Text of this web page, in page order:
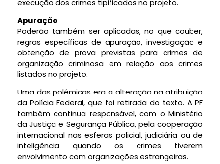
execução dos crimes tipificados no projeto.
Apuração
Poderão também ser aplicadas, no que couber,
regras específicas de apuração, investigação e
obtenção de prova previstas para crimes de
organização criminosa em relação aos crimes
listados no projeto.
Uma das polêmicas era a alteração na atribuição
da Polícia Federal, que foi retirada do texto. A PF
também continua responsável, com o Ministério
da Justiça e Segurança Pública, pela cooperação
internacional nas esferas policial, judiciária ou de
inteligência quando os crimes tiverem
envolvimento com organizações estrangeiras.